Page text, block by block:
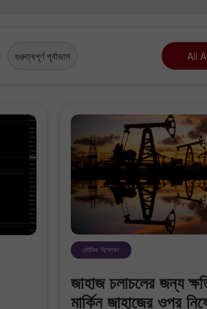
গুরুত্বপূর্ণ পূর্বাভাস All
মৌলিক বিশ্লেষণ
জাহাজ চলাচলের জন্য
মার্কিন জাহাজের ওপর
Chancy deposit